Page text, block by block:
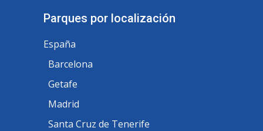
Parques por localización
España
Barcelona
Getafe
Madrid
Santa Cruz de Tenerife